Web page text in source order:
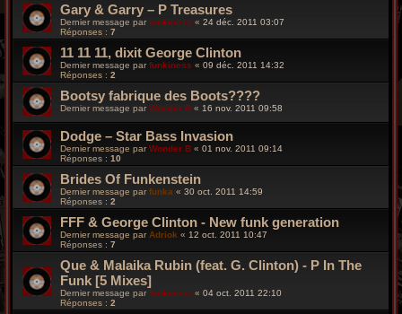
Gary & Garry – P Treasures
Dernier message par funkiness « 24 déc. 2011 03:07
Réponses : 7
11 11 11, dixit George Clinton
Dernier message parfunkiness « 09 déc. 2011 14:32
Réponses : 2
Bootsy fabrique des Boots????
Dernier message par Wonder B « 16 nov. 2011 09:58
Dodge – Star Bass Invasion
Dernier message parWonder B « 01 nov. 2011 09:14
Réponses : 10
Brides Of Funkenstein
Dernier message par funka « 30 oct. 2011 14:59
Réponses : 2
FFF & George Clinton - New funk generation
Dernier message par Adriok « 12 oct. 2011 10:47
Réponses : 7
Que & Malaika Rubin (feat. G. Clinton) - P In The
Funk [5 Mixes]
Dernier message par funkiness « 04 oct. 2011 22:10
Réponses : 2